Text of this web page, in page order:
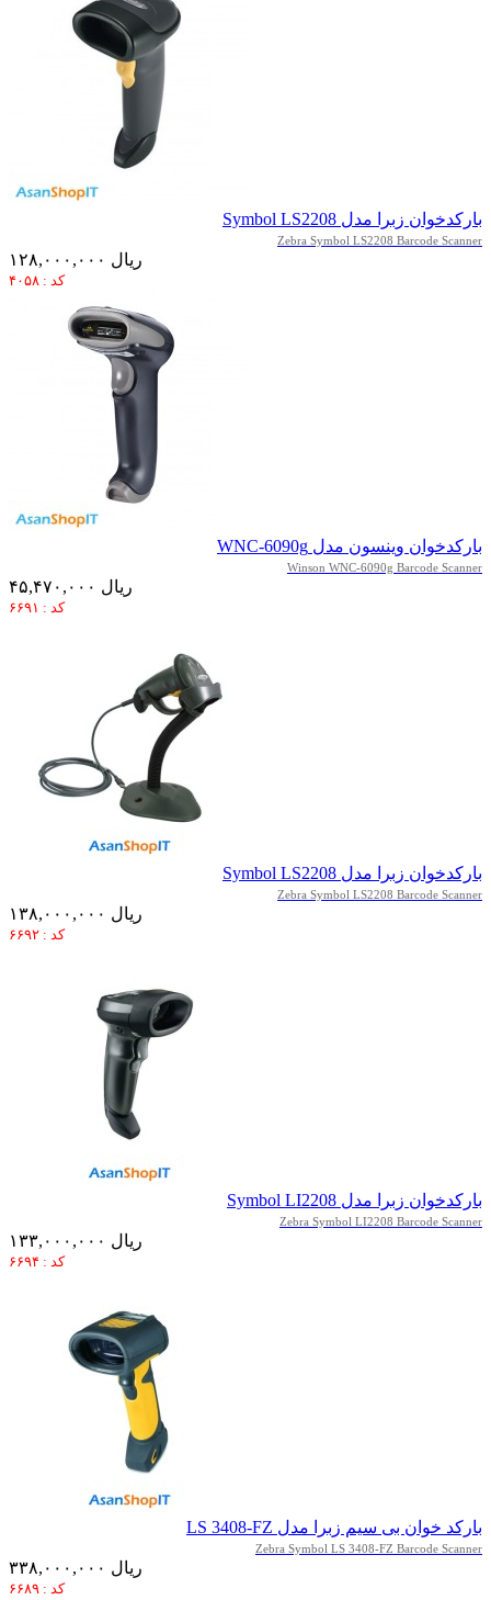
بارکدخوان زبرا مدل Symbol LS2208
Zebra Symbol LS2208 Barcode Scanner
۱۲۸,۰۰۰,۰۰۰ ریال
کد : ۴۰۵۸
بارکدخوان وینسون مدل WNC-6090g
Winson WNC-6090g Barcode Scanner
۴۵,۴۷۰,۰۰۰ ریال
کد : ۶۶۹۱
بارکدخوان زبرا مدل Symbol LS2208
Zebra Symbol LS2208 Barcode Scanner
۱۳۸,۰۰۰,۰۰۰ ریال
کد : ۶۶۹۲
بارکدخوان زبرا مدل Symbol LI2208
Zebra Symbol LI2208 Barcode Scanner
۱۳۳,۰۰۰,۰۰۰ ریال
کد : ۶۶۹۴
بارکد خوان بی سیم زبرا مدل LS 3408-FZ
Zebra Symbol LS 3408-FZ Barcode Scanner
۳۳۸,۰۰۰,۰۰۰ ریال
کد : ۶۶۸۹